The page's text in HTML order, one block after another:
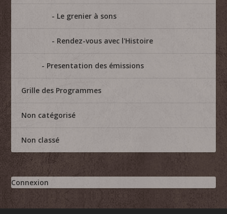
Le grenier à sons
Rendez-vous avec l'Histoire
Presentation des émissions
Grille des Programmes
Non catégorisé
Non classé
Connexion